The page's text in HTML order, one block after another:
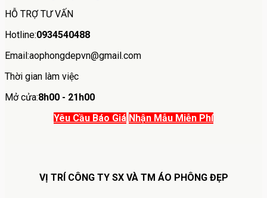
HỖ TRỢ TƯ VẤN
Hotline:0934540488
Email:aophongdepvn@gmail.com
Thời gian làm việc
Mở cửa:8h00 - 21h00
Yêu Cầu Báo Giá Nhận Mẫu Miễn Phí
VỊ TRÍ CÔNG TY SX VÀ TM ÁO PHÔNG ĐẸP